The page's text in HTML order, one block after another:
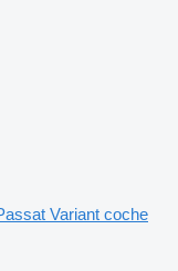
Variant coche